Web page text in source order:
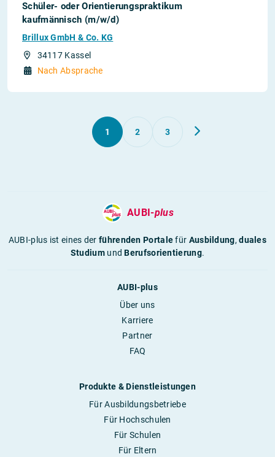
Schüler- oder Orientierungspraktikum
kaufmännisch (m/w/d)
Brillux GmbH & Co. KG
34117 Kassel
Nach Absprache
1 2 3
AUBI-plus
AUBI-plus ist eines derführenden Portalefür Ausbildung,duales
StudiumundBerufsorientierung.
AUBI-plus
Über uns
Karriere
Partner
FAQ
Produkte & Dienstleistungen
Für Ausbildungsbetriebe
Für Hochschulen
Für Schulen
Für Eltern